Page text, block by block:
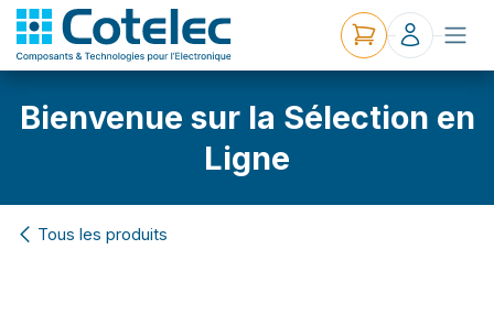
Bienvenue sur la Sélection en
Ligne
Tous les produits